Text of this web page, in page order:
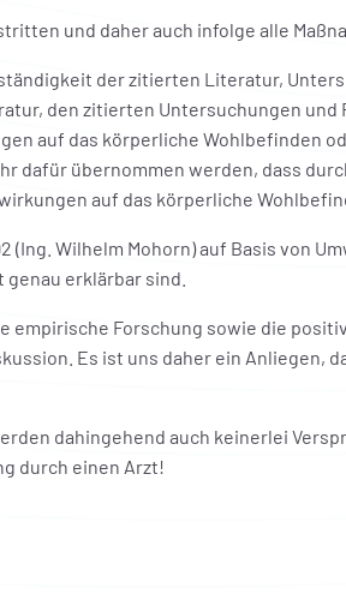
und daher auch infolge alle
der zitierten Literatur,
den zitierten Untersuchungen
auf das körperliche Wohlbefinden
dafür übernommen werden, dass
auf das körperliche
(Ing. Wilhelm Mohorn) auf Basis von
erklärbar sind.
Forschung sowie die
Es ist uns daher ein Anliegen,
dahingehend auch keinerlei
durch einen Arzt!